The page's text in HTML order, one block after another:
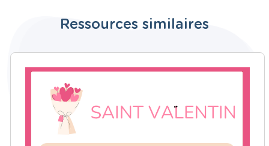
Ressources similaires